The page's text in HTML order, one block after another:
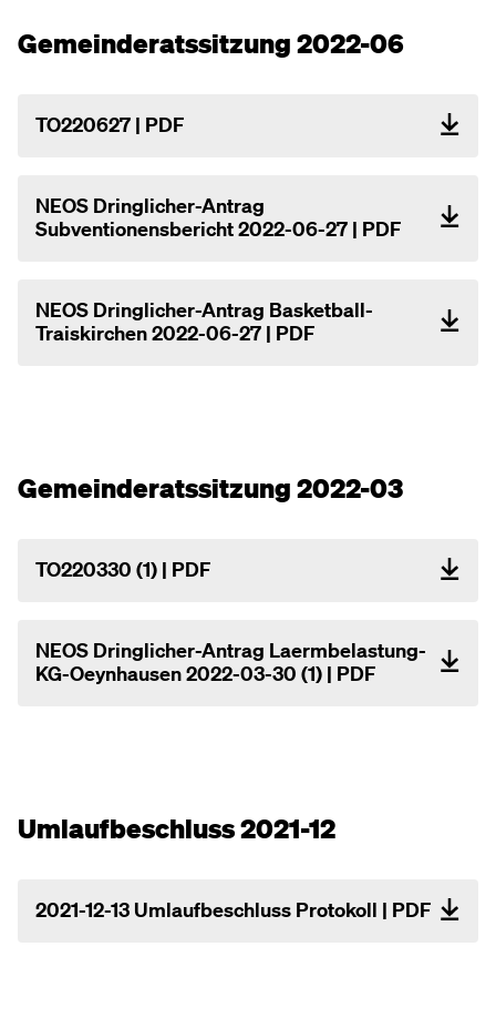
Gemeinderatssitzung 2022-06
TO220627 | PDF
NEOS Dringlicher-Antrag
Subventionensbericht 2022-06-27 | PDF
NEOS Dringlicher-Antrag Basketball-
Traiskirchen 2022-06-27 | PDF
Gemeinderatssitzung 2022-03
TO220330 (1) | PDF
NEOS Dringlicher-Antrag Laermbelastung-
KG-Oeynhausen 2022-03-30 (1) | PDF
Umlaufbeschluss 2021-12
2021-12-13 Umlaufbeschluss Protokoll | PDF